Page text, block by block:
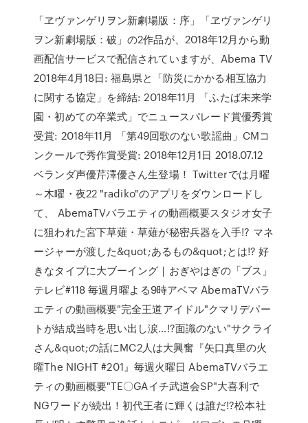
「ヱヴァンゲリヲン新劇場版：序」「ヱヴァンゲリ
ヲン新劇場版：破」の2作品が、2018年12月から動
画配信サービスで配信されていますが、Abema TV
2018年4月18日: 福島県と「防災にかかる相互協力
に関する協定」を締結: 2018年11月 「ふたば未来学
園・初めての卒業式」でニュースパレード賞優秀賞
受賞: 2018年11月 「第49回歌のない歌謡曲」CMコ
ンクールで秀作賞受賞: 2018年12月1日 2018.07.12
ベランダ声優芹澤優さん生登場！ Twitterでは月曜
～木曜・夜22 "radiko"のアプリをダウンロードし
て、 AbemaTVバラエティの動画概要スタジオ女子
に狙われた宮下草薙・草薙が秘密兵器を入手!? マネ
ージャーが渡した&quot;あるもの&quot;とは!? 好
きなタイプに大ブーイング｜おぎやはぎの「ブス」
テレビ#118 毎週月曜よる9時アベマ AbemaTVバラ
エティの動画概要"完全王道アイドル"クマリデパー
トが結成当時を思い出し涙…!?面識のない"サクライ
さん&quot;の話にMC2人は大興奮『矢口真里の火
曜The NIGHT #201』毎週火曜日 AbemaTVバラエ
ティの動画概要"TE〇GAイチ武道会SP"大喜利で
NGワードが続出！初代王者に輝くは誰だ!?松本社